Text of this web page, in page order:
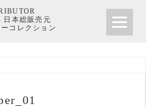
日本総販売元
コレクション